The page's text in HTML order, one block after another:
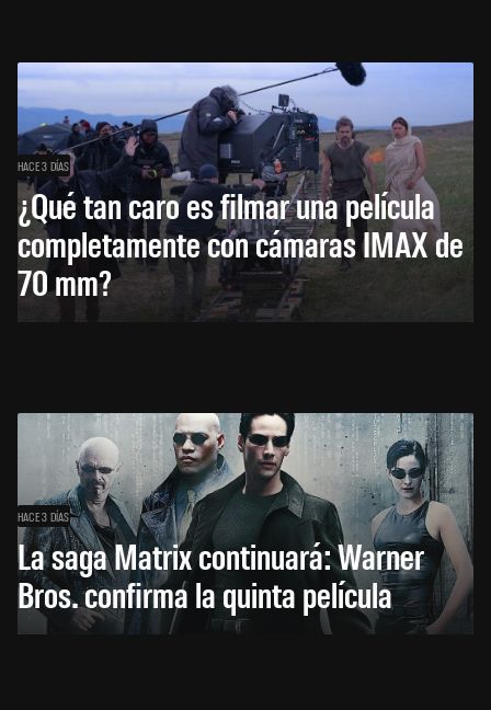
HACE 3 DÍAS
¿Qué tan caro es filmar una película
completamente con cámaras IMAX de
70 mm?
HACE 3 DÍAS
La saga Matrix continuará: Warner
Bros. confirma la quinta película